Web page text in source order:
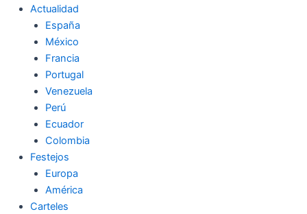
Actualidad
España
México
Francia
Portugal
Venezuela
Perú
Ecuador
Colombia
Festejos
Europa
América
Carteles